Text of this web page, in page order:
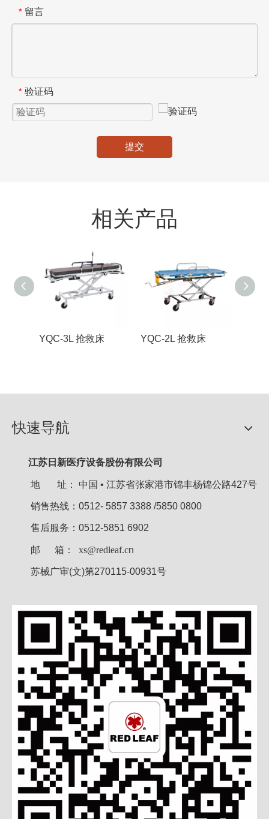
* 留言
* 验证码
提交
相关产品
YQC-3L 抢救床 YQC-2L 抢救床
快速导航
江苏日新医疗设备股份有限公司
地 址： 中国 • 江苏省张家港市锦丰杨锦公路427号
销售热线：0512- 5857 3388 /5850 0800
售后服务：0512-5851 6902
邮 箱： xs@redleaf.cn
苏械广审(文)第270115-00931号